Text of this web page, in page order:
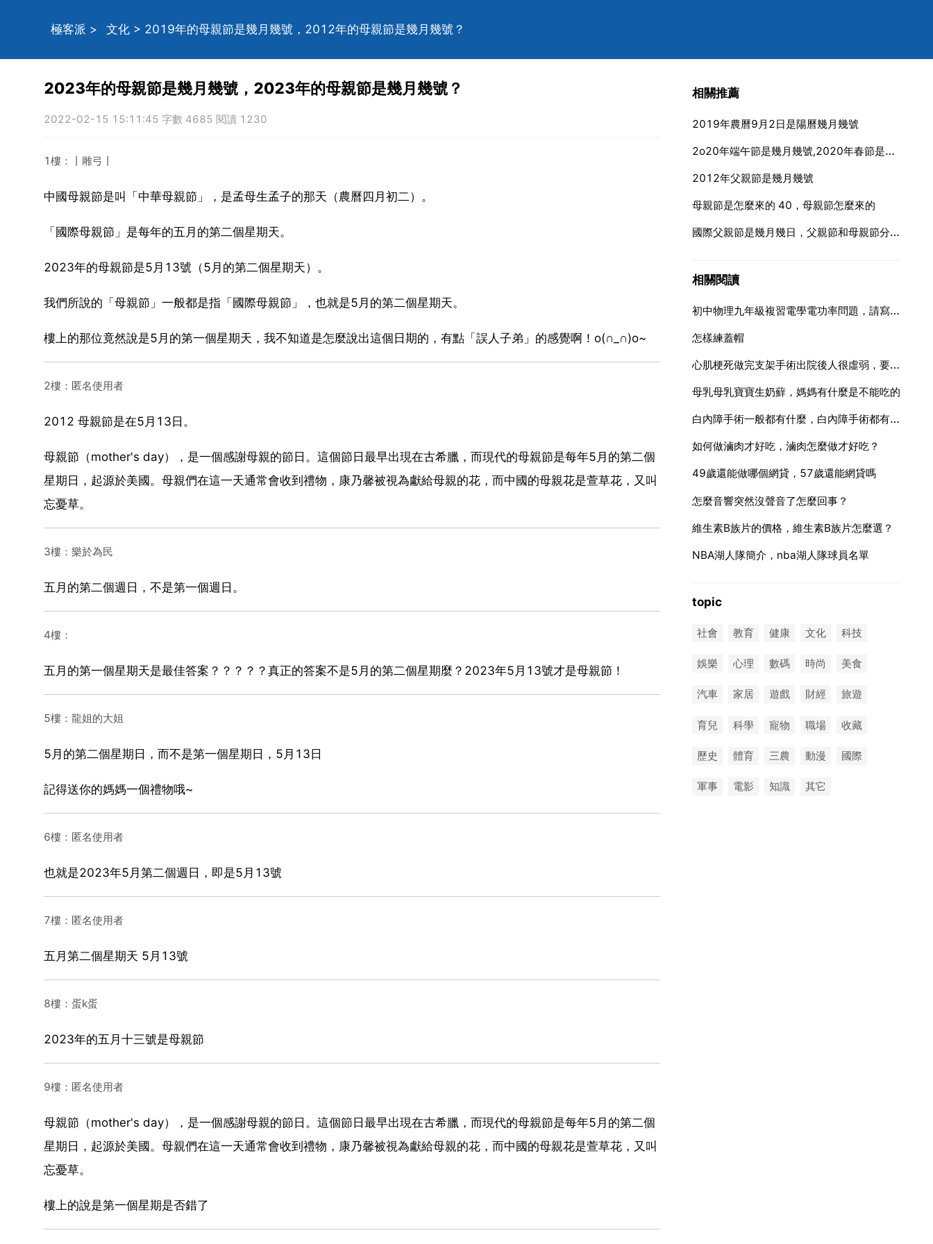
極客派 > 文化 > 2019年的母親節是幾月幾號，2012年的母親節是幾月幾號？
2023年的母親節是幾月幾號，2023年的母親節是幾月幾號？
2022-02-15 15:11:45 字數 4685 閱讀 1230
1樓：丨雕弓丨
中國母親節是叫「中華母親節」，是孟母生孟子的那天（農曆四月初二）。
「國際母親節」是每年的五月的第二個星期天。
2023年的母親節是5月13號（5月的第二個星期天）。
我們所說的「母親節」一般都是指「國際母親節」，也就是5月的第二個星期天。
樓上的那位竟然說是5月的第一個星期天，我不知道是怎麼說出這個日期的，有點「誤人子弟」的感覺啊！o(∩_∩)o~
2樓：匿名使用者
2012 母親節是在5月13日。
母親節（mother's day），是一個感謝母親的節日。這個節日最早出現在古希臘，而現代的母親節是每年5月的第二個
星期日，起源於美國。母親們在這一天通常會收到禮物，康乃馨被視為獻給母親的花，而中國的母親花是萱草花，又叫
忘憂草。
3樓：樂於為民
五月的第二個週日，不是第一個週日。
4樓：
五月的第一個星期天是最佳答案？？？？？真正的答案不是5月的第二個星期麼？2023年5月13號才是母親節！
5樓：龍姐的大姐
5月的第二個星期日，而不是第一個星期日，5月13日
記得送你的媽媽一個禮物哦~
6樓：匿名使用者
也就是2023年5月第二個週日，即是5月13號
7樓：匿名使用者
五月第二個星期天 5月13號
8樓：蛋k蛋
2023年的五月十三號是母親節
9樓：匿名使用者
母親節（mother's day），是一個感謝母親的節日。這個節日最早出現在古希臘，而現代的母親節是每年5月的第二個
星期日，起源於美國。母親們在這一天通常會收到禮物，康乃馨被視為獻給母親的花，而中國的母親花是萱草花，又叫
忘憂草。
樓上的說是第一個星期是否錯了
相關推薦
2019年農曆9月2日是陽曆幾月幾號
2o20年端午節是幾月幾號,2020年春節是幾月幾號
2012年父親節是幾月幾號
母親節是怎麼來的 40，母親節怎麼來的
國際父親節是幾月幾日，父親節和母親節分別是幾月幾日？
相關閱讀
初中物理九年級複習電學電功率問題，請寫出步驟，原題見下
怎樣練蓋帽
心肌梗死做完支架手術出院後人很虛弱，要吃什麼補回來才好
母乳母乳寶寶生奶蘚，媽媽有什麼是不能吃的
白內障手術一般都有什麼，白內障手術都有什麼方法？
如何做滷肉才好吃，滷肉怎麼做才好吃？
49歲還能做哪個網貸，57歲還能網貸嗎
怎麼音響突然沒聲音了怎麼回事？
維生素B族片的價格，維生素B族片怎麼選？
NBA湖人隊簡介，nba湖人隊球員名單
topic
社會 教育 健康 文化 科技
娛樂 心理 數碼 時尚 美食
汽車 家居 遊戲 財經 旅遊
育兒 科學 寵物 職場 收藏
歷史 體育 三農 動漫 國際
軍事 電影 知識 其它